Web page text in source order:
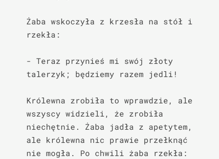
Żaba wskoczyła z krzesła na stół i
rzekła:
- Teraz przynieś mi swój złoty
talerzyk; będziemy razem jedli!
Królewna zrobiła to wprawdzie, ale
wszyscy widzieli, że zrobiła
niechętnie. Żaba jadła z apetytem,
ale królewna nic prawie przełknąć
nie mogła. Po chwili żaba rzekła: